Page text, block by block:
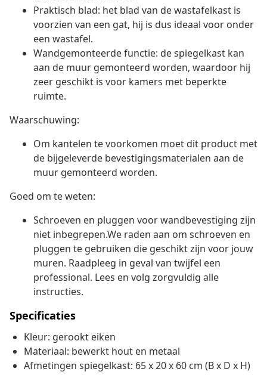
Praktisch blad: het blad van de wastafelkast is
voorzien van een gat, hij is dus ideaal voor onder
een wastafel.
Wandgemonteerde functie: de spiegelkast kan
aan de muur gemonteerd worden, waardoor hij
zeer geschikt is voor kamers met beperkte
ruimte.
Waarschuwing:
Om kantelen te voorkomen moet dit product met
de bijgeleverde bevestigingsmaterialen aan de
muur gemonteerd worden.
Goed om te weten:
Schroeven en pluggen voor wandbevestiging zijn
niet inbegrepen.We raden aan om schroeven en
pluggen te gebruiken die geschikt zijn voor jouw
muren. Raadpleeg in geval van twijfel een
professional. Lees en volg zorgvuldig alle
instructies.
Specificaties
Kleur: gerookt eiken
Materiaal: bewerkt hout en metaal
Afmetingen spiegelkast: 65 x 20 x 60 cm (B x D x H)